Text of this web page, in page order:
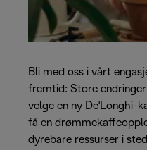
Bli med oss i vårt
fremtid: Store
velge en ny De'Longhi-
få en
dyrebare ressurser i